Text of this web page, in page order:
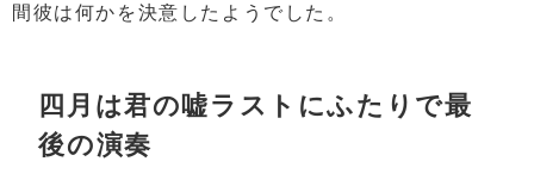
間彼は何かを決意したようでした。
四月は君の嘘ラストにふたりで最
後の演奏